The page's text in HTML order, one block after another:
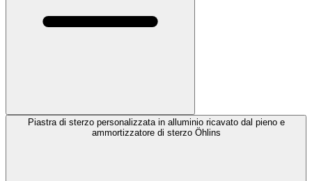
Piastra di sterzo personalizzata in alluminio ricavato dal pieno e
ammortizzatore di sterzo Öhlins